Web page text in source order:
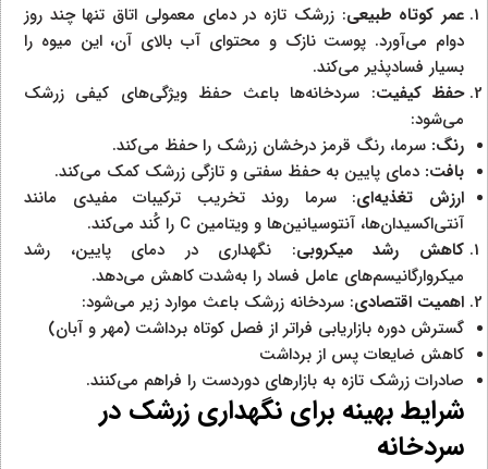
عمر کوتاه طبیعی: زرشک تازه در دمای معمولی اتاق تنها چند روز
دوام می‌آورد. پوست نازک و محتوای آب بالای آن، این میوه را
بسیار فسادپذیر می‌کند.
حفظ کیفیت: سردخانه‌ها باعث حفظ ویژگی‌های کیفی زرشک
می‌شود:
رنگ: سرما، رنگ قرمز درخشان زرشک را حفظ می‌کند.
بافت: دمای پایین به حفظ سفتی و تازگی زرشک کمک می‌کند.
ارزش تغذیه‌ای: سرما روند تخریب ترکیبات مفیدی مانند
آنتی‌اکسیدان‌ها، آنتوسیانین‌ها و ویتامین C را کُند می‌کند.
کاهش رشد میکروبی: نگهداری در دمای پایین، رشد
میکروارگانیسم‌های عامل فساد را به‌شدت کاهش می‌دهد.
اهمیت اقتصادی: سردخانه زرشک باعث موارد زیر می‌شود:
گسترش دوره بازاریابی فراتر از فصل کوتاه برداشت (مهر و آبان)
کاهش ضایعات پس از برداشت
صادرات زرشک تازه به بازارهای دوردست را فراهم می‌کنند.
شرایط بهینه برای نگهداری زرشک در
سردخانه